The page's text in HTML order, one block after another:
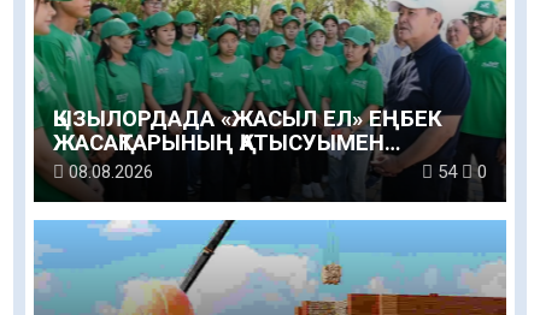
ҚЫЗЫЛОРДАДА «ЖАСЫЛ ЕЛ» ЕҢБЕК
ЖАСАҚТАРЫНЫҢ ҚАТЫСУЫМЕН
ЭКОЛОГИЯЛЫҚ СЕНБІЛІК ӨТТІ
08.08.2026 54 0